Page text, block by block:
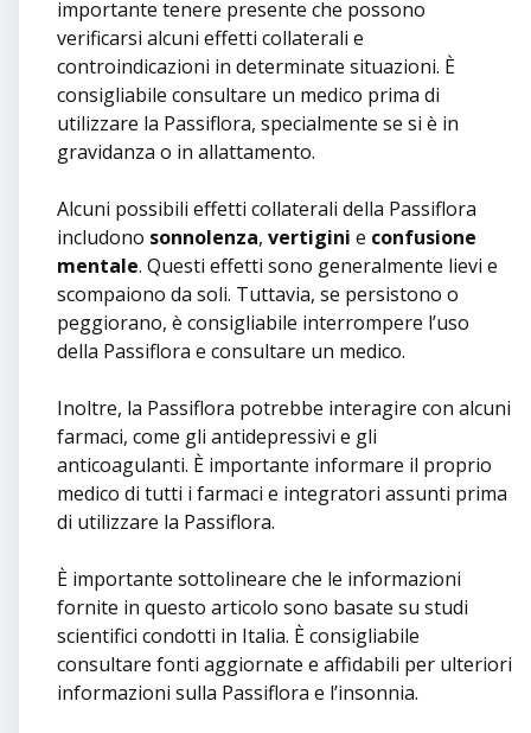
importante tenere presente che possono
verificarsi alcuni effetti collaterali e
controindicazioni in determinate situazioni. È
consigliabile consultare un medico prima di
utilizzare la Passiflora, specialmente se si è in
gravidanza o in allattamento.
Alcuni possibili effetti collaterali della Passiflora
includono sonnolenza, vertigini e confusione
mentale. Questi effetti sono generalmente lievi e
scompaiono da soli. Tuttavia, se persistono o
peggiorano, è consigliabile interrompere l’uso
della Passiflora e consultare un medico.
Inoltre, la Passiflora potrebbe interagire con alcuni
farmaci, come gli antidepressivi e gli
anticoagulanti. È importante informare il proprio
medico di tutti i farmaci e integratori assunti prima
di utilizzare la Passiflora.
È importante sottolineare che le informazioni
fornite in questo articolo sono basate su studi
scientifici condotti in Italia. È consigliabile
consultare fonti aggiornate e affidabili per ulteriori
informazioni sulla Passiflora e l’insonnia.